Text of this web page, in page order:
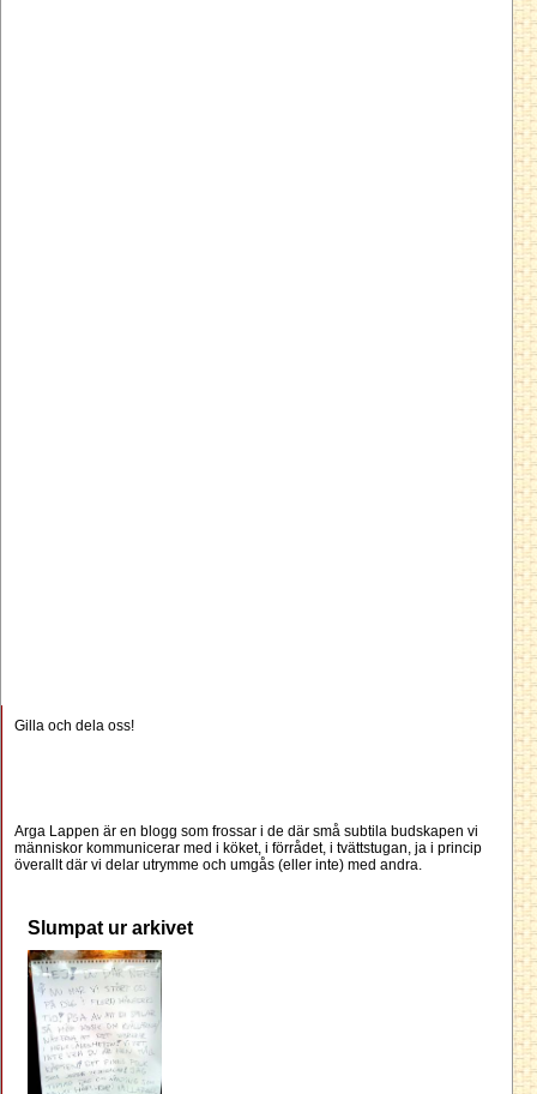
Gilla och dela oss!
Arga Lappen är en blogg som frossar i de där små subtila budskapen vi
människor kommunicerar med i köket, i förrådet, i tvättstugan, ja i princip
överallt där vi delar utrymme och umgås (eller inte) med andra.
Slumpat ur arkivet